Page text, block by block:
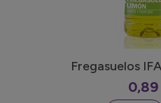
Fregasuelos